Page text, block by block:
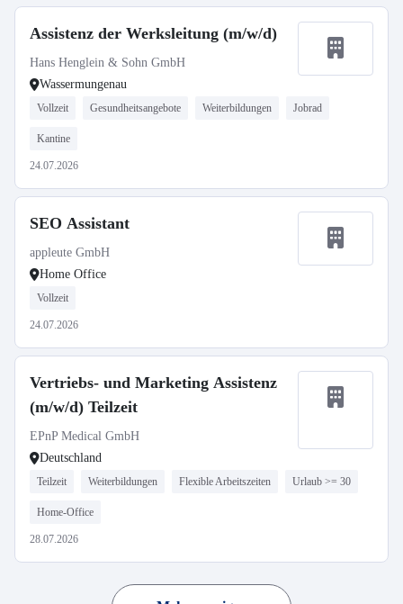
Assistenz der Werksleitung (m/w/d)
Hans Henglein & Sohn GmbH
Wassermungenau
Vollzeit Gesundheitsangebote Weiterbildungen Jobrad
Kantine
24.07.2026
SEO Assistant
appleute GmbH
Home Office
Vollzeit
24.07.2026
Vertriebs- und Marketing Assistenz
(m/w/d) Teilzeit
EPnP Medical GmbH
Deutschland
Teilzeit Weiterbildungen Flexible Arbeitszeiten Urlaub >= 30
Home-Office
28.07.2026